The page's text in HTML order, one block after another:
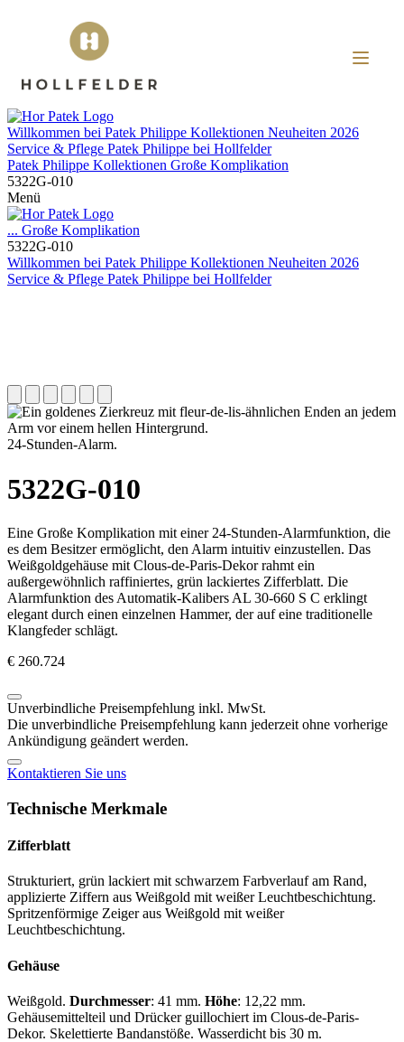
Willkommen bei Patek Philippe Kollektionen Neuheiten 2026
Service & Pflege Patek Philippe bei Hollfelder
Patek Philippe Kollektionen Große Komplikation
5322G-010
Menü
... Große Komplikation
5322G-010
Willkommen bei Patek Philippe Kollektionen Neuheiten 2026
Service & Pflege Patek Philippe bei Hollfelder
24-Stunden-Alarm.
5322G-010
Eine Große Komplikation mit einer 24-Stunden-Alarmfunktion, die
es dem Besitzer ermöglicht, den Alarm intuitiv einzustellen. Das
Weißgoldgehäuse mit Clous-de-Paris-Dekor rahmt ein
außergewöhnlich raffiniertes, grün lackiertes Zifferblatt. Die
Alarmfunktion des Automatik-Kalibers AL 30-660 S C erklingt
elegant durch einen einzelnen Hammer, der auf eine traditionelle
Klangfeder schlägt.
€ 260.724
Unverbindliche Preisempfehlung inkl. MwSt.
Die unverbindliche Preisempfehlung kann jederzeit ohne vorherige
Ankündigung geändert werden.
Kontaktieren Sie uns
Technische Merkmale
Zifferblatt
Strukturiert, grün lackiert mit schwarzem Farbverlauf am Rand,
applizierte Ziffern aus Weißgold mit weißer Leuchtbeschichtung.
Spritzenförmige Zeiger aus Weißgold mit weißer
Leuchtbeschichtung.
Gehäuse
Weißgold. Durchmesser: 41 mm. Höhe: 12,22 mm.
Gehäusemittelteil und Drücker guillochiert im Clous-de-Paris-
Dekor. Skelettierte Bandanstöße. Wasserdicht bis 30 m.